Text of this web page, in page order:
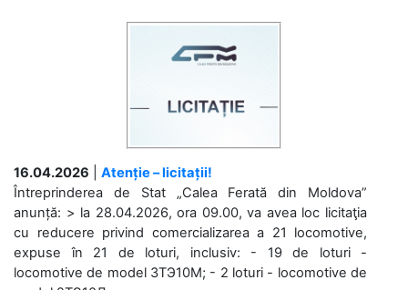
16.04.2026
Atenție – licitații!
Întreprinderea de Stat „Calea Ferată din Moldova”
anunță: > la 28.04.2026, ora 09.00, va avea loc licitaţia
cu reducere privind comercializarea a 21 locomotive,
expuse în 21 de loturi, inclusiv: - 19 de loturi -
locomotive de model 3ТЭ10М; - 2 loturi - locomotive de